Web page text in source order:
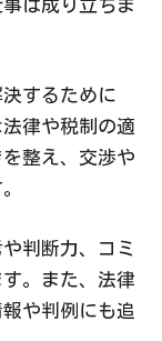
は成り立ちま
するために
律や税制の適
整え、交渉や
判断力、コミ
。また、法律
や判例にも追